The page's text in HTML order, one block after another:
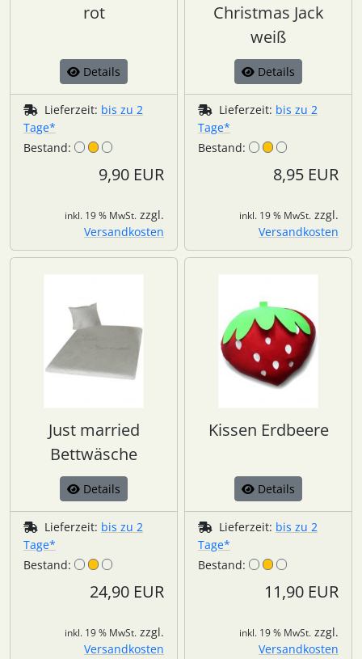
rot
Details
Lieferzeit: bis zu 2
Tage*
Bestand:
9,90 EUR
inkl. 19 % MwSt. zzgl.
Versandkosten
Christmas Jack
weiß
Details
Lieferzeit: bis zu 2
Tage*
Bestand:
8,95 EUR
inkl. 19 % MwSt. zzgl.
Versandkosten
Just married
Bettwäsche
Details
Lieferzeit: bis zu 2
Tage*
Bestand:
24,90 EUR
inkl. 19 % MwSt. zzgl.
Versandkosten
Kissen Erdbeere
Details
Lieferzeit: bis zu 2
Tage*
Bestand:
11,90 EUR
inkl. 19 % MwSt. zzgl.
Versandkosten